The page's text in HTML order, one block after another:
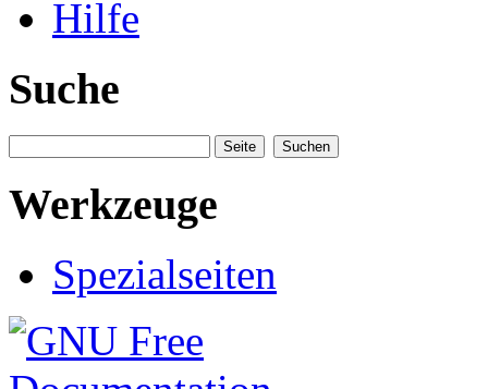
Hilfe
Suche
Werkzeuge
Spezialseiten